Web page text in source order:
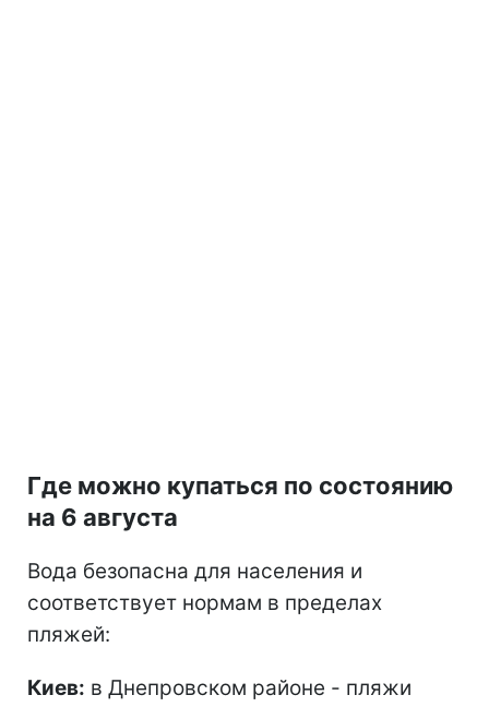
Где можно купаться по состоянию
на 6 августа
Вода безопасна для населения и
соответствует нормам в пределах
пляжей:
Киев: в Днепровском районе - пляжи